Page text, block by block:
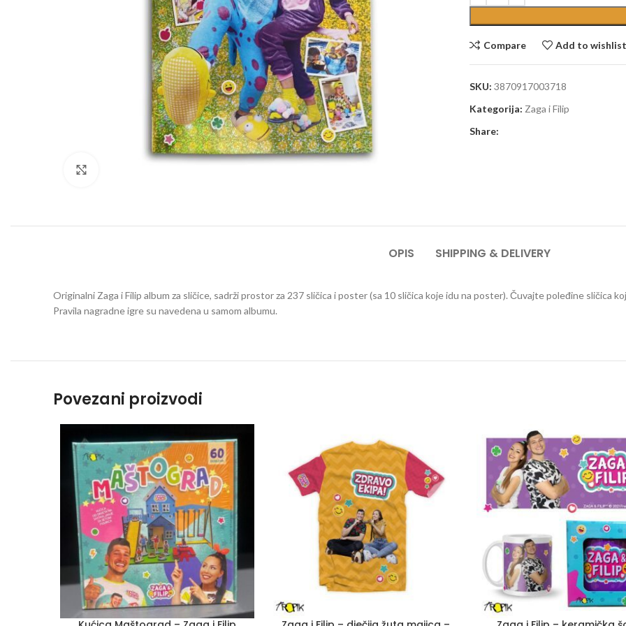
Compare Add to wishlist
SKU: 3870917003718
Kategorija: Zaga i Filip
Share:
OPIS SHIPPING & DELIVERY
Originalni Zaga i Filip album za sličice, sadrži prostor za 237 sličica i poster (sa 10 sličica koje idu na poster). Čuvajte poleđine sličica
Pravila nagradne igre su navedena u samom albumu.
Povezani proizvodi